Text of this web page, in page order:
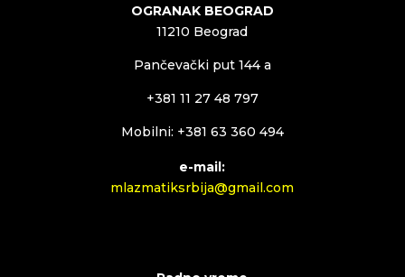
OGRANAK BEOGRAD
11210 Beograd
Pančevački put 144 a
+381 11 27 48 797
Mobilni: +381 63 360 494
e-mail:
mlazmatiksrbija@gmail.com